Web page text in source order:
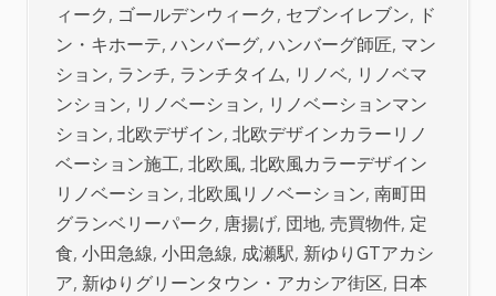
ィーク, ゴールデンウィーク, セブンイレブン, ド
ン・キホーテ, ハンバーグ, ハンバーグ師匠, マン
ション, ランチ, ランチタイム, リノベ, リノベマ
ンション, リノベーション, リノベーションマン
ション, 北欧デザイン, 北欧デザインカラーリノ
ベーション施工, 北欧風, 北欧風カラーデザイン
リノベーション, 北欧風リノベーション, 南町田
グランベリーパーク, 唐揚げ, 団地, 売買物件, 定
食, 小田急線, 小田急線, 成瀬駅, 新ゆりGTアカシ
ア, 新ゆりグリーンタウン・アカシア街区, 日本